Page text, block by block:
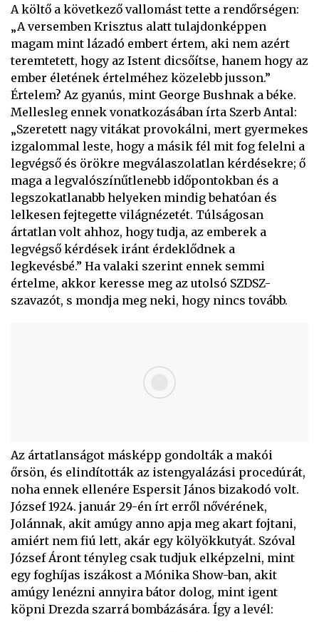
A költő a következő vallomást tette a rendőrségen:
„A versemben Krisztus alatt tulajdonképpen
magam mint lázadó embert értem, aki nem azért
teremtetett, hogy az Istent dicsőítse, hanem hogy az
ember életének értelméhez közelebb jusson.”
Értelem? Az gyanús, mint George Bushnak a béke.
Mellesleg ennek vonatkozásában írta Szerb Antal:
„Szeretett nagy vitákat provokálni, mert gyermekes
izgalommal leste, hogy a másik fél mit fog felelni a
legvégső és örökre megválaszolatlan kérdésekre; ő
maga a legvalószínűtlenebb időpontokban és a
legszokatlanabb helyeken mindig behatóan és
lelkesen fejtegette világnézetét. Túlságosan
ártatlan volt ahhoz, hogy tudja, az emberek a
legvégső kérdések iránt érdeklődnek a
legkevésbé.” Ha valaki szerint ennek semmi
értelme, akkor keresse meg az utolsó SZDSZ-
szavazót, s mondja meg neki, hogy nincs tovább.
Az ártatlanságot másképp gondolták a makói
őrsön, és elindították az istengyalázási procedúrát,
noha ennek ellenére Espersit János bizakodó volt.
József 1924. január 29-én írt erről nővérének,
Jolánnak, akit amúgy anno apja meg akart fojtani,
amiért nem fiú lett, akár egy kölyökkutyát. Szóval
József Áront tényleg csak tudjuk elképzelni, mint
egy foghíjas iszákost a Mónika Show-ban, akit
amúgy lenézni annyira bátor dolog, mint igent
köpni Drezda szarrá bombázására. Így a levél: